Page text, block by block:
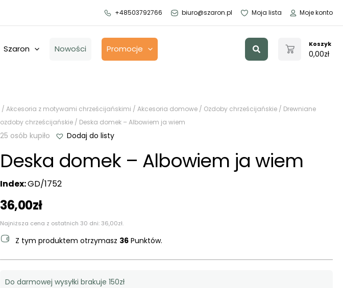
+48503792766 biuro@szaron.pl Moja lista Moje konto
Szaron Nowości Promocje Szukaj Koszyk
0,00zł
/ Akcesoria z motywami chrześcijańskimi / Akcesoria domowe / Ozdoby chrześcijańskie / Drewniane
ozdoby chrześcijańskie / Deska domek – Albowiem ja wiem
25 osób kupiło Dodaj do listy
Deska domek – Albowiem ja wiem
Index:GD/1752
36,00zł
Najniższa cena z ostatnich 30 dni: 36,00zł.
Z tym produktem otrzymasz 36 Punktów.
Do darmowej wysyłki brakuje 150zł